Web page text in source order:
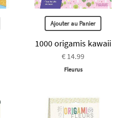
Ajouter au Panier
1000 origamis kawaii
€ 14.99
Fleurus